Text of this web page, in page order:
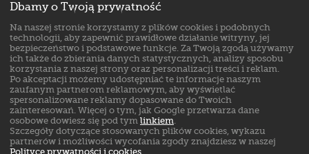
Jak wybrać rozmiar
FAQ
Znajdź nas na:
Dbamy o Twoją prywatność
Na naszej stronie korzystamy z plików cookies i podobnych
technologii, aby zapewnić prawidłowe działanie witryny, jej
bezpieczeństwo i podstawowe funkcje. Za Twoją zgodą używamy
ich także do zbierania danych statystycznych, analizy sposobu
korzystania z naszej strony oraz personalizacji treści i reklam.
Po akceptacji możemy udostępniać te informacje naszym
zaufanym partnerom reklamowym, aby wyświetlać
spersonalizowane reklamy dopasowane do Twoich
zainteresowań. Więcej o tym, jak Google przetwarza dane
osobowe dowiesz się pod tym linkiem.
Szczegóły dotyczące stosowanych plików cookies, wykazu
partnerów i możliwości wycofania zgody znajdziesz w naszej
Polityce prywatności i cookies